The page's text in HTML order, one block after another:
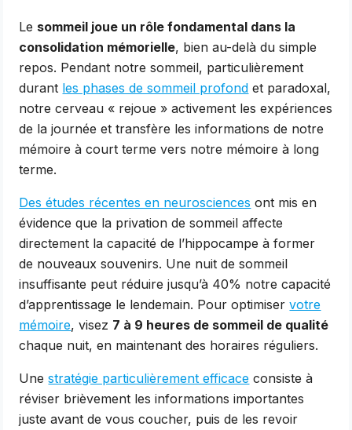
Le sommeil joue un rôle fondamental dans la
consolidation mémorielle, bien au-delà du simple
repos. Pendant notre sommeil, particulièrement
durant les phases de sommeil profond et paradoxal,
notre cerveau « rejoue » activement les expériences
de la journée et transfère les informations de notre
mémoire à court terme vers notre mémoire à long
terme.
Des études récentes en neurosciences ont mis en
évidence que la privation de sommeil affecte
directement la capacité de l’hippocampe à former
de nouveaux souvenirs. Une nuit de sommeil
insuffisante peut réduire jusqu’à 40% notre capacité
d’apprentissage le lendemain. Pour optimiservotre
mémoire, visez 7 à 9 heures de sommeil de qualité
chaque nuit, en maintenant des horaires réguliers.
Unestratégie particulièrement efficace consiste à
réviser brièvement les informations importantes
juste avant de vous coucher, puis de les revoir